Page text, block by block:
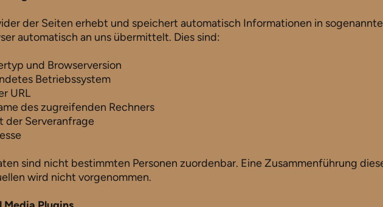
der Seiten erhebt und speichert automatisch Informationen in
automatisch an uns übermittelt. Dies sind:
und Browserversion
Betriebssystem
URL
des zugreifenden Rechners
der Serveranfrage
sind nicht bestimmten Personen zuordenbar. Eine Zusammenführung
wird nicht vorgenommen.